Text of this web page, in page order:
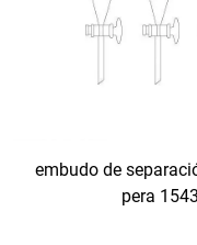
embudo de
pera 1543